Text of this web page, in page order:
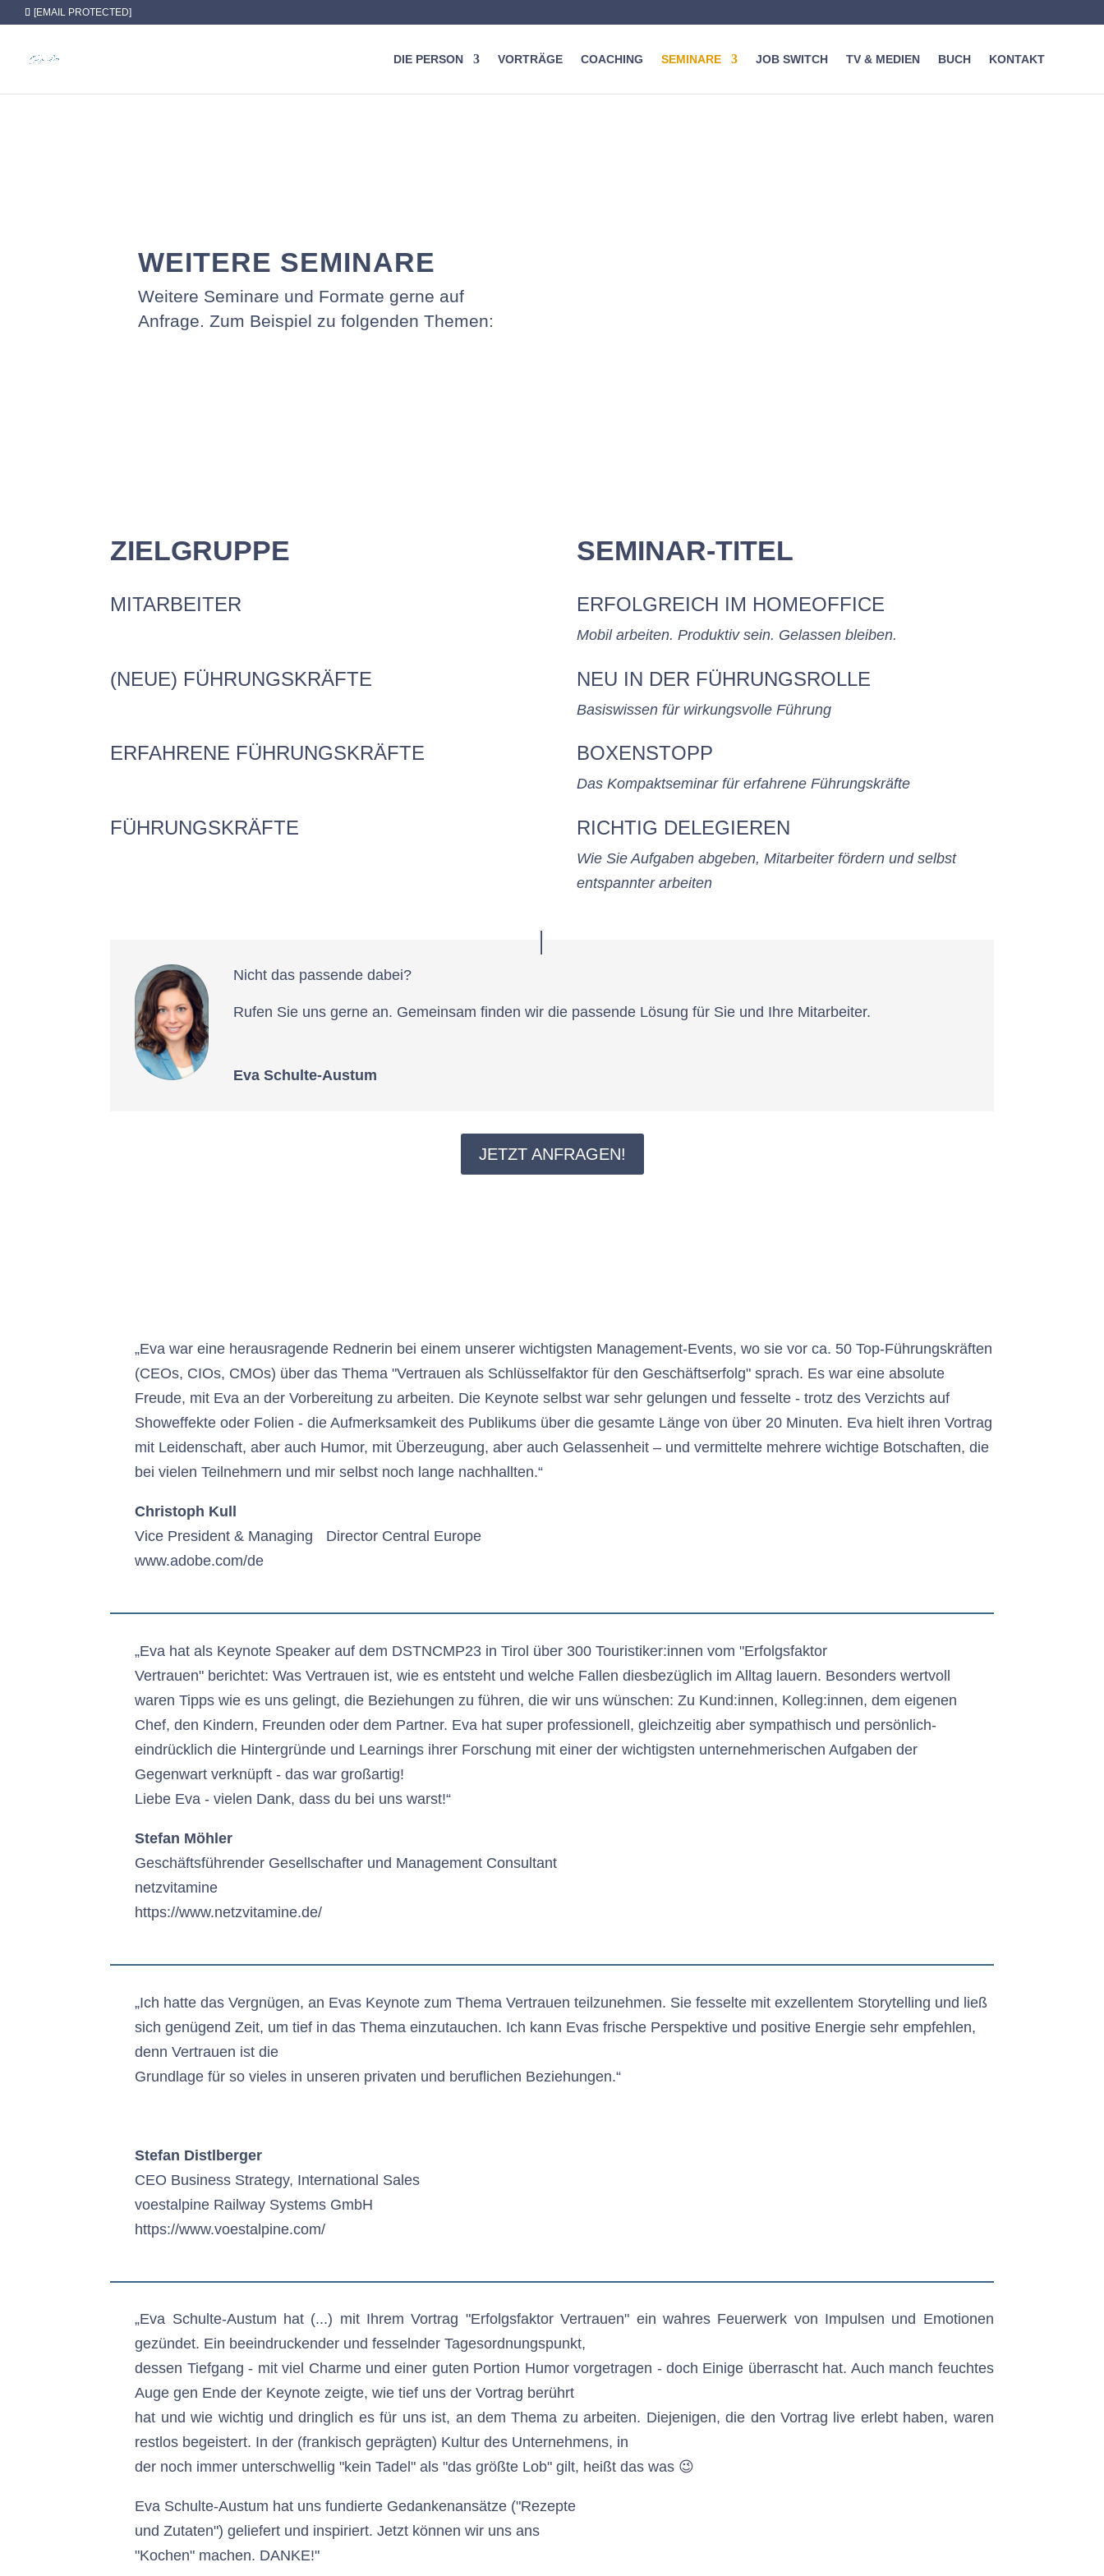
// Fall back to a local copy of jQuery if the CDN fails
[EMAIL PROTECTED]
DIE PERSON VORTRÄGE COACHING SEMINARE JOB SWITCH TV & MEDIEN BUCH KONTAKT
WEITERE SEMINARE
Weitere Seminare und Formate gerne auf
Anfrage. Zum Beispiel zu folgenden Themen:
ZIELGRUPPE SEMINAR-TITEL
MITARBEITER ERFOLGREICH IM HOMEOFFICE
Mobil arbeiten. Produktiv sein. Gelassen bleiben.
(NEUE) FÜHRUNGSKRÄFTE NEU IN DER FÜHRUNGSROLLE
Basiswissen für wirkungsvolle Führung
ERFAHRENE FÜHRUNGSKRÄFTE BOXENSTOPP
Das Kompaktseminar für erfahrene Führungskräfte
FÜHRUNGSKRÄFTE RICHTIG DELEGIEREN
Wie Sie Aufgaben abgeben, Mitarbeiter fördern und selbst
entspannter arbeiten
Nicht das passende dabei?
Rufen Sie uns gerne an. Gemeinsam finden wir die passende Lösung für Sie und Ihre Mitarbeiter.
Eva Schulte-Austum
JETZT ANFRAGEN!
„Eva war eine herausragende Rednerin bei einem unserer wichtigsten Management-Events, wo sie vor ca. 50 Top-Führungskräften
(CEOs, CIOs, CMOs) über das Thema "Vertrauen als Schlüsselfaktor für den Geschäftserfolg" sprach. Es war eine absolute
Freude, mit Eva an der Vorbereitung zu arbeiten. Die Keynote selbst war sehr gelungen und fesselte - trotz des Verzichts auf
Showeffekte oder Folien - die Aufmerksamkeit des Publikums über die gesamte Länge von über 20 Minuten. Eva hielt ihren Vortrag
mit Leidenschaft, aber auch Humor, mit Überzeugung, aber auch Gelassenheit – und vermittelte mehrere wichtige Botschaften, die
bei vielen Teilnehmern und mir selbst noch lange nachhallten.“
Christoph Kull
Vice President & Managing Director Central Europe
www.adobe.com/de
„Eva hat als Keynote Speaker auf dem DSTNCMP23 in Tirol über 300 Touristiker:innen vom "Erfolgsfaktor
Vertrauen" berichtet: Was Vertrauen ist, wie es entsteht und welche Fallen diesbezüglich im Alltag lauern. Besonders wertvoll
waren Tipps wie es uns gelingt, die Beziehungen zu führen, die wir uns wünschen: Zu Kund:innen, Kolleg:innen, dem eigenen
Chef, den Kindern, Freunden oder dem Partner. Eva hat super professionell, gleichzeitig aber sympathisch und persönlich-
eindrücklich die Hintergründe und Learnings ihrer Forschung mit einer der wichtigsten unternehmerischen Aufgaben der
Gegenwart verknüpft - das war großartig!
Liebe Eva - vielen Dank, dass du bei uns warst!“
Stefan Möhler
Geschäftsführender Gesellschafter und Management Consultant
netzvitamine
https://www.netzvitamine.de/
„Ich hatte das Vergnügen, an Evas Keynote zum Thema Vertrauen teilzunehmen. Sie fesselte mit exzellentem Storytelling und ließ
sich genügend Zeit, um tief in das Thema einzutauchen. Ich kann Evas frische Perspektive und positive Energie sehr empfehlen,
denn Vertrauen ist die
Grundlage für so vieles in unseren privaten und beruflichen Beziehungen.“
Stefan Distlberger
CEO Business Strategy, International Sales
voestalpine Railway Systems GmbH
https://www.voestalpine.com/
„Eva Schulte-Austum hat (...) mit Ihrem Vortrag "Erfolgsfaktor Vertrauen" ein wahres Feuerwerk von Impulsen und Emotionen
gezündet. Ein beeindruckender und fesselnder Tagesordnungspunkt,
dessen Tiefgang - mit viel Charme und einer guten Portion Humor vorgetragen - doch Einige überrascht hat. Auch manch feuchtes
Auge gen Ende der Keynote zeigte, wie tief uns der Vortrag berührt
hat und wie wichtig und dringlich es für uns ist, an dem Thema zu arbeiten. Diejenigen, die den Vortrag live erlebt haben, waren
restlos begeistert. In der (frankisch geprägten) Kultur des Unternehmens, in
der noch immer unterschwellig "kein Tadel" als "das größte Lob" gilt, heißt das was 😉
Eva Schulte-Austum hat uns fundierte Gedankenansätze ("Rezepte
und Zutaten") geliefert und inspiriert. Jetzt können wir uns ans
"Kochen" machen. DANKE!"